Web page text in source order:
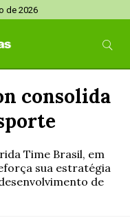
de 2026
consolida
Time Brasil, em
sua estratégia
de